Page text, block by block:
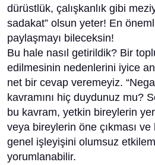
dürüstlük, çalışkanlık gibi
sadakat” olsun yeter! En
paylaşmayı bileceksin!
Bu hale nasıl getirildik? Bir
edilmesinin nedenlerini iyice
net bir cevap veremeyiz.
kavramını hiç duydunuz mu?
bu kavram, yetkin bireylerin
veya bireylerin öne çıkması
genel işleyişini olumsuz
yorumlanabilir.